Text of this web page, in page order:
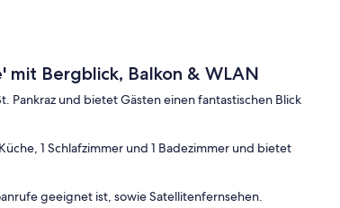
Bergblick, Balkon & WLAN
Pankraz und bietet Gästen einen fantastischen Blick
1 Schlafzimmer und 1 Badezimmer und bietet
geeignet ist, sowie Satellitenfernsehen.